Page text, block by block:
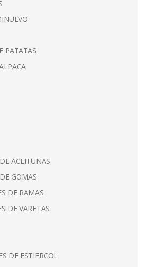
PATATAS
ACEITUNAS
GOMAS
DE RAMAS
DE VARETAS
DE ESTIERCOL